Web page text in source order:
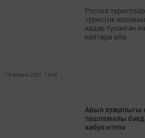
Россия
туристик
кадәр түләнгән
кайтара ала.
16 апрель 2021, 14:46
Авыл хуҗалыгы
ташламалы
кабул ителә